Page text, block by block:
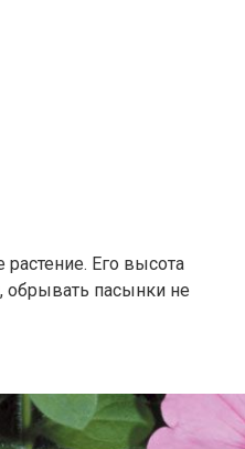
растение. Его высота
обрывать пасынки не